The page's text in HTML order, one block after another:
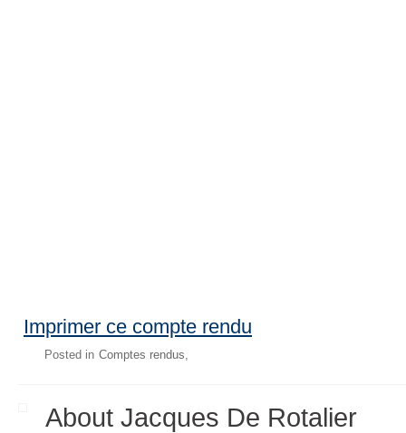
Imprimer ce compte rendu
Posted in Comptes rendus
About Jacques De Rotalier